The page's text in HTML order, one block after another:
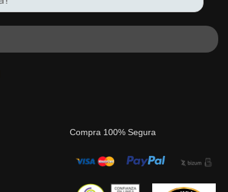
Compra 100% Segura